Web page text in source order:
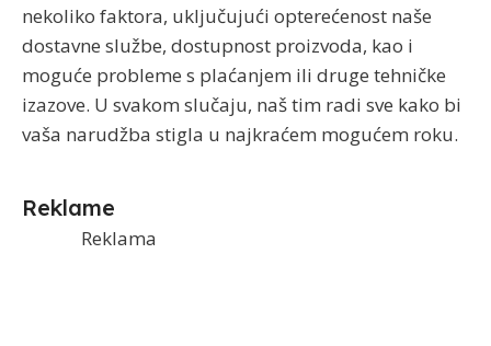
nekoliko faktora, uključujući opterećenost naše
dostavne službe, dostupnost proizvoda, kao i
moguće probleme s plaćanjem ili druge tehničke
izazove. U svakom slučaju, naš tim radi sve kako bi
vaša narudžba stigla u najkraćem mogućem roku.
Reklame
Reklama